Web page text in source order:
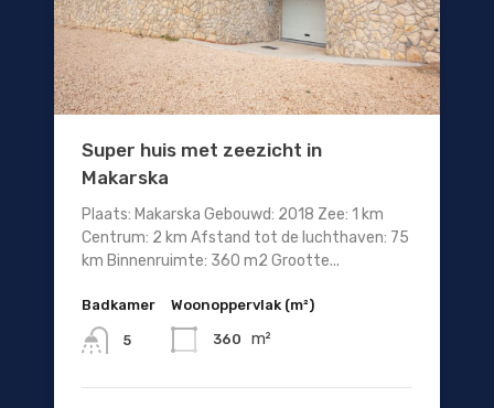
Super huis met zeezicht in
Makarska
Plaats: Makarska Gebouwd: 2018 Zee: 1 km
Centrum: 2 km Afstand tot de luchthaven: 75
km Binnenruimte: 360 m2 Grootte...
Badkamer
5
Woonoppervlak (m²)
360 m²